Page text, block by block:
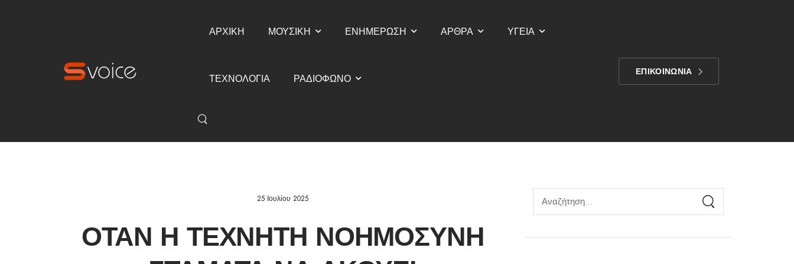
ΑΡΧΙΚΗ ΜΟΥΣΙΚΗ ΕΝΗΜΕΡΩΣΗ ΑΡΘΡΑ ΥΓΕΙΑ
ΤΕΧΝΟΛΟΓΙΑ ΡΑΔΙΟΦΩΝΟ
ΕΠΙΚΟΙΝΩΝΙΑ
25 Ιουλίου 2025
ΌΤΑΝ Η ΤΕΧΝΗΤΉ ΝΟΗΜΟΣΎΝΗ